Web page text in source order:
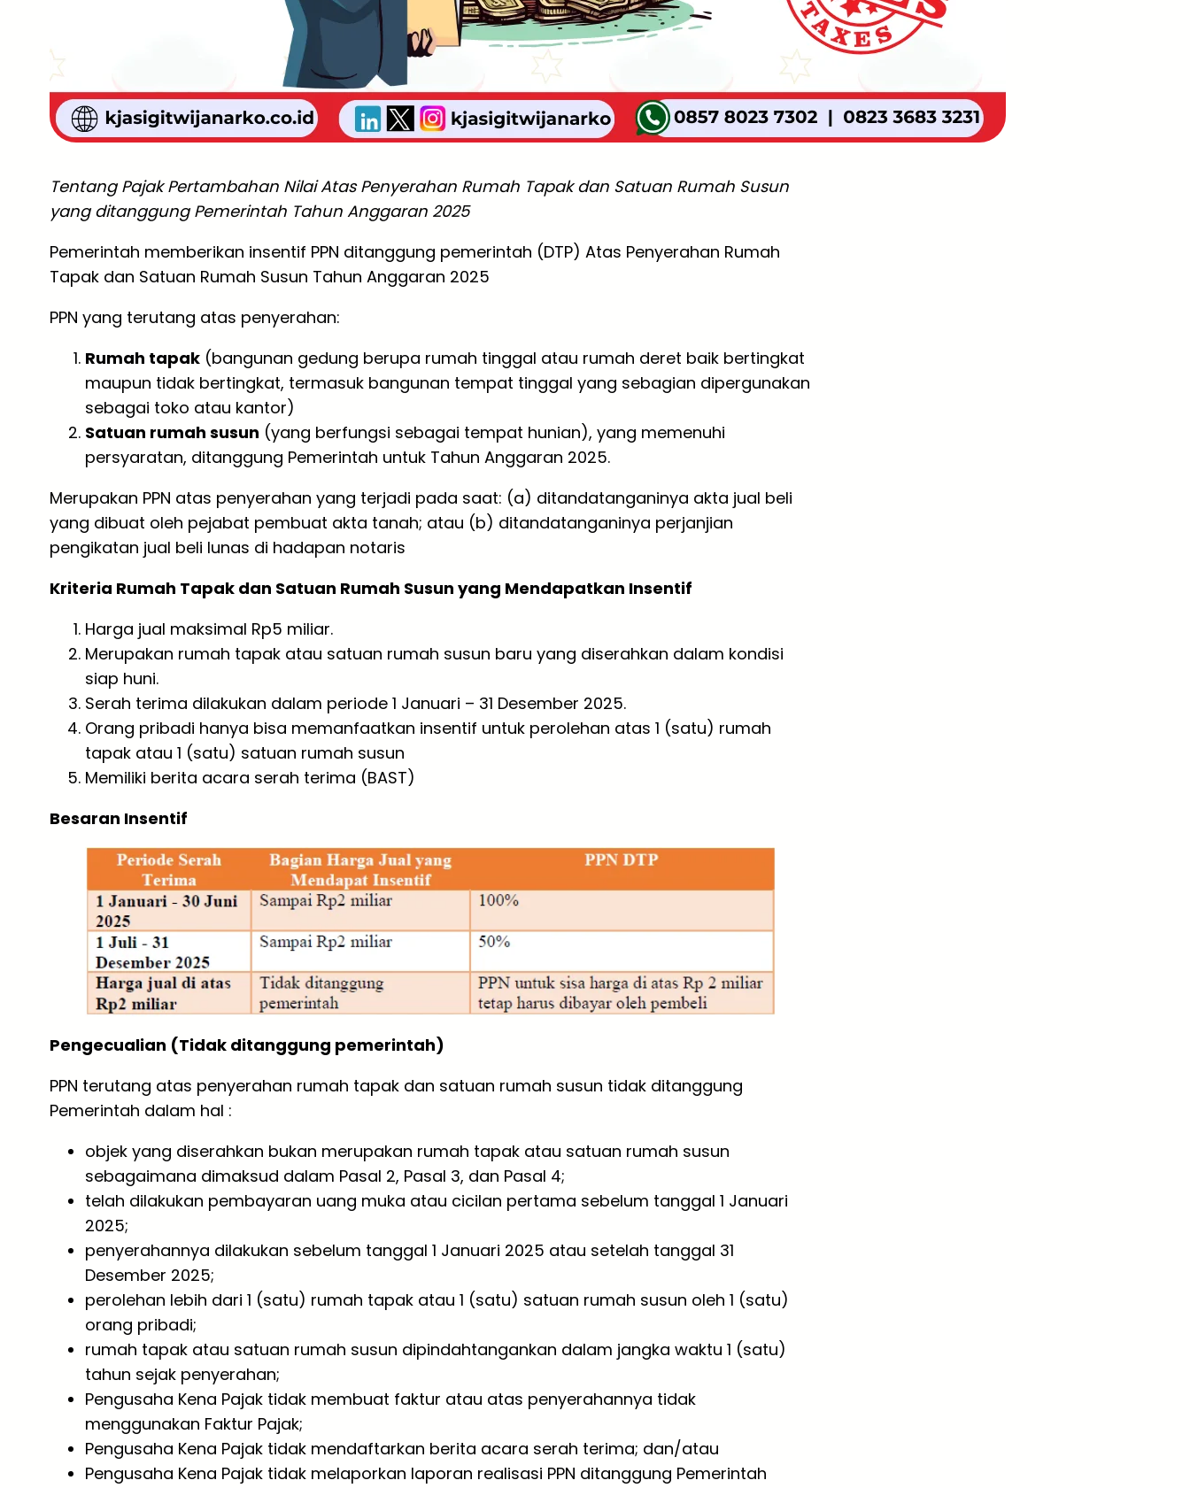
TentangPajak Pertambahan Nilai Atas Penyerahan Rumah Tapak dan Satuan Rumah Susun
yang ditanggung Pemerintah Tahun Anggaran 2025
Pemerintah memberikan insentif PPN ditanggung pemerintah (DTP) Atas Penyerahan Rumah
Tapak dan Satuan Rumah Susun Tahun Anggaran 2025
PPN yang terutang atas penyerahan:
Rumah tapak (bangunan gedung berupa rumah tinggal atau rumah deret baik bertingkat
maupun tidak bertingkat, termasuk bangunan tempat tinggal yang sebagian dipergunakan
sebagai toko atau kantor)
Satuan rumah susun (yang berfungsi sebagai tempat hunian), yang memenuhi
persyaratan, ditanggung Pemerintah untuk Tahun Anggaran 2025.
Merupakan PPN atas penyerahan yang terjadi pada saat: (a) ditandatanganinya akta jual beli
yang dibuat oleh pejabat pembuat akta tanah; atau (b) ditandatanganinya perjanjian
pengikatan jual beli lunas di hadapan notaris
Kriteria Rumah Tapak dan Satuan Rumah Susun yang Mendapatkan Insentif
Harga jual maksimal Rp5 miliar.
Merupakan rumah tapak atau satuan rumah susun baru yang diserahkan dalam kondisi
siap huni.
Serah terima dilakukan dalam periode 1 Januari – 31 Desember 2025.
Orang pribadi hanya bisa memanfaatkan insentif untuk perolehan atas 1 (satu) rumah
tapak atau 1 (satu) satuan rumah susun
Memiliki berita acara serah terima (BAST)
Besaran Insentif
Pengecualian (Tidak ditanggung pemerintah)
PPN terutang atas penyerahan rumah tapak dan satuan rumah susun tidak ditanggung
Pemerintah dalam hal :
objek yang diserahkan bukan merupakan rumah tapak atau satuan rumah susun
sebagaimana dimaksud dalam Pasal 2, Pasal 3, dan Pasal 4;
telah dilakukan pembayaran uang muka atau cicilan pertama sebelum tanggal 1 Januari
2025;
penyerahannya dilakukan sebelum tanggal 1 Januari 2025 atau setelah tanggal 31
Desember 2025;
perolehan lebih dari 1 (satu) rumah tapak atau 1 (satu) satuan rumah susun oleh 1 (satu)
orang pribadi;
rumah tapak atau satuan rumah susun dipindahtangankan dalam jangka waktu 1 (satu)
tahun sejak penyerahan;
Pengusaha Kena Pajak tidak membuat faktur atau atas penyerahannya tidak
menggunakan Faktur Pajak;
Pengusaha Kena Pajak tidak mendaftarkan berita acara serah terima; dan/atau
Pengusaha Kena Pajak tidak melaporkan laporan realisasi PPN ditanggung Pemerintah